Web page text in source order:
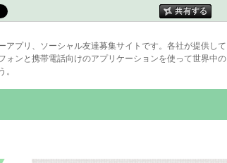
アプリ、ソーシャル友達募集サイトです。各社が提供して
ォンと携帯電話向けのアプリケーションを使って世界中の
。